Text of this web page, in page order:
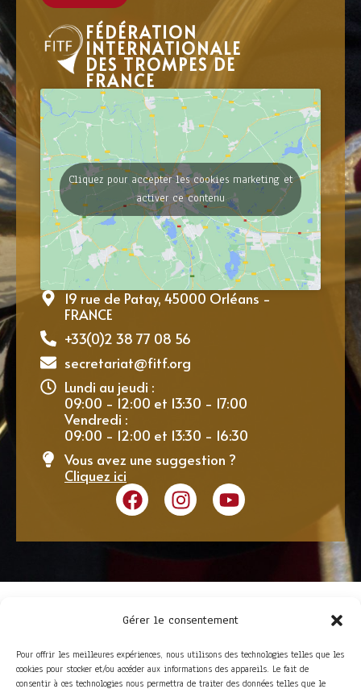
Gérer le consentement
Pour offrir les meilleures expériences, nous utilisons des technologies telles que les
cookies pour stocker et/ou accéder aux informations des appareils. Le fait de
consentir à ces technologies nous permettra de traiter des données telles que le
FÉDÉRATION
INTERNATIONALE
DES TROMPES DE
FRANCE
Cliquez pour accepter les cookies marketing et
activer ce contenu
19 rue de Patay, 45000 Orléans -
FRANCE
+33(0)2 38 77 08 56
secretariat@fitf.org
Lundi au jeudi :
09:00 - 12:00 et 13:30 - 17:00
Vendredi :
09:00 - 12:00 et 13:30 - 16:30
Vous avez une suggestion ?
Cliquez ici